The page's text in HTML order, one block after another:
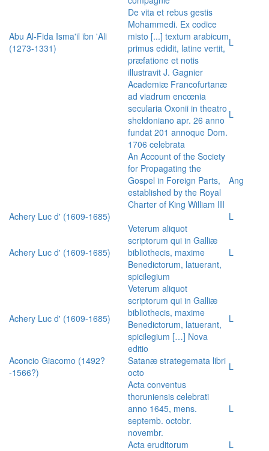
Abu Al-Fida Isma'il ibn 'Ali
(1273-1331)
De vita et rebus gestis
Mohammedi. Ex codice
misto [...] textum arabicum
primus edidit, latine vertit,
præfatione et notis
illustravit J. Gagnier
L
Academiæ Francofurtanæ
ad viadrum encœnia
secularia Oxonii in theatro
sheldoniano apr. 26 anno
fundat 201 annoque Dom.
1706 celebrata
L
An Account of the Society
for Propagating the
Gospel in Foreign Parts,
established by the Royal
Charter of King William III
Ang
Achery Luc d' (1609-1685) L
Achery Luc d' (1609-1685)
Veterum aliquot
scriptorum qui in Galliæ
bibliothecis, maxime
Benedictorum, latuerant,
spicilegium
L
Achery Luc d' (1609-1685)
Veterum aliquot
scriptorum qui in Galliæ
bibliothecis, maxime
Benedictorum, latuerant,
spicilegium […] Nova
editio
L
Aconcio Giacomo (1492?
-1566?)
Satanæ strategemata libri
octo
L
Acta conventus
thoruniensis celebrati
anno 1645, mens.
septemb. octobr.
novembr.
L
Acta eruditorum
L